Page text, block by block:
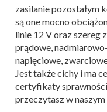
zasilanie pozostałym
są one mocno
linie 12 V oraz szereg
prądowe,
napięciowe,
Jest także cichy i ma
certyfikaty
przeczytasz w